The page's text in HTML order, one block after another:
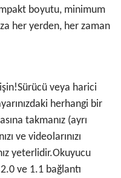
boyutu, minimum
her yerden, her zaman
veya harici
herhangi bir
takmanız (ayrı
ve videolarınızı
yeterlidir.Okuyucu
ve 1.1 bağlantı